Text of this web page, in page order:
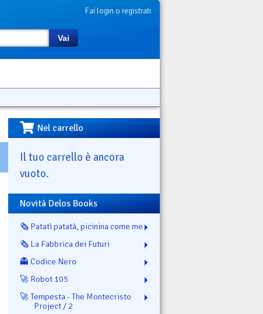
Fai login o registrati
Vai
Nel carrello
Il tuo carrello è ancora
vuoto.
Novità Delos Books
🗞️ Patatì patatà, picinina come me
🗞️ La Fabbrica dei Futuri
👻 Codice Nero
🚀 Robot 105
🚀 Tempesta - The Montecristo
Project / 2